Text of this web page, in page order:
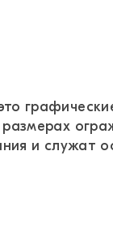
и служат